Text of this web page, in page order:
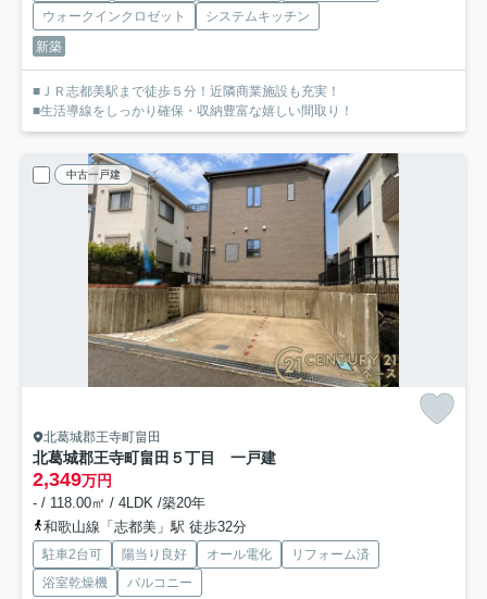
ウォークインクロゼット
システムキッチン
新築
■ＪＲ志都美駅まで徒歩５分！近隣商業施設も充実！
■生活導線をしっかり確保・収納豊富な嬉しい間取り！
中古一戸建
北葛城郡王寺町畠田
北葛城郡王寺町畠田５丁目 一戸建
2,349万円
- / 118.00㎡ / 4LDK /築20年
和歌山線「志都美」駅 徒歩32分
駐車2台可 陽当り良好 オール電化
リフォーム済
浴室乾燥機
バルコニー